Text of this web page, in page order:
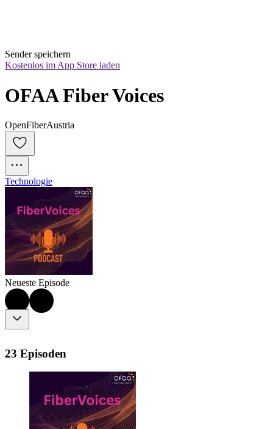
Sender speichern
Kostenlos im App Store laden
OFAA Fiber Voices
OpenFiberAustria
Technologie
Neueste Episode
23 Episoden